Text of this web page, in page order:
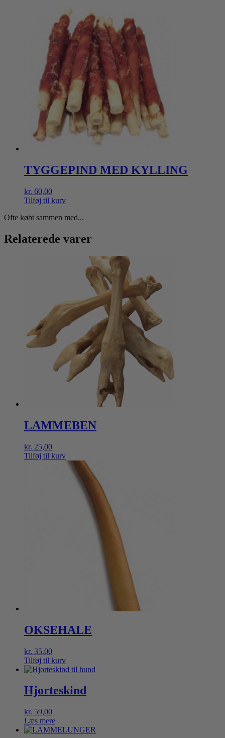
TYGGEPIND MED KYLLING
kr. 60,00
Tilføj til kurv
Ofte købt sammen med...
Relaterede varer
LAMMEBEN
kr. 25,00
Tilføj til kurv
OKSEHALE
kr. 35,00
Tilføj til kurv
Hjorteskind
kr. 59,00
Læs mere